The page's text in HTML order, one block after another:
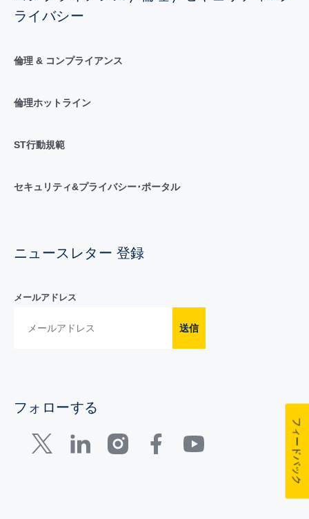
ライバシー
倫理 & コンプライアンス
倫理ホットライン
ST行動規範
セキュリティ&プライバシー･ポータル
ニュースレター 登録
メールアドレス
送信
フォローする
フィードバック